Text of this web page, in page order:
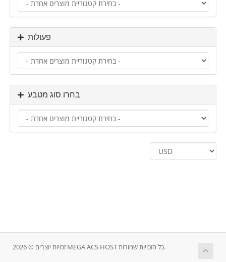
פעולות
בחרו סוג מטבע
זכויות יוצרים © 2026 MEGA ACS HOST כל הזכויות שמורות.